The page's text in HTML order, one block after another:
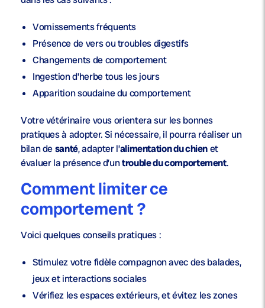
Vomissementsfréquents
Présence de versou troubles digestifs
Changements de comportement
Ingestion d’herbe tous les jours
Apparition soudaine du comportement
Votre vétérinaire vous orientera sur les bonnes
pratiques à adopter. Si nécessaire, il pourra réaliser un
bilan desanté, adapter l’alimentation du chienet
évaluer la présence d’untrouble du comportement.
Comment limiter ce
comportement ?
Voici quelques conseils pratiques :
Stimulez votrefidèle compagnonavec des balades,
jeux et interactions sociales
Vérifiez les espaces extérieurs, et évitez les zones